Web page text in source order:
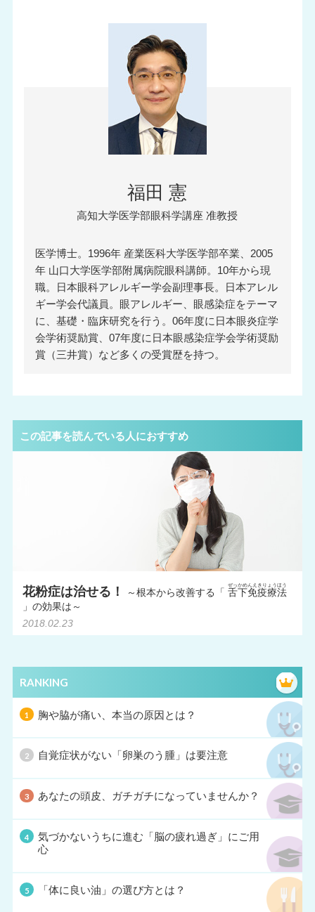
福田 憲
高知大学医学部眼科学講座 准教授
医学博士。1996年 産業医科大学医学部卒業、2005
年 山口大学医学部附属病院眼科講師。10年から現
職。日本眼科アレルギー学会副理事長。日本アレル
ギー学会代議員。眼アレルギー、眼感染症をテーマ
に、基礎・臨床研究を行う。06年度に日本眼炎症学
会学術奨励賞、07年度に日本眼感染症学会学術奨励
賞（三井賞）など多くの受賞歴を持つ。
この記事を読んでいる人におすすめ
花粉症は治せる！ ～根本から改善する「 舌下免疫療法
ぜっかめんえきりょうほう
」の効果は～
2018.02.23
RANKING
胸や脇が痛い、本当の原因とは？
自覚症状がない「卵巣のう腫」は要注意
あなたの頭皮、ガチガチになっていませんか？
気づかないうちに進む「脳の疲れ過ぎ」にご用
心
「体に良い油」の選び方とは？